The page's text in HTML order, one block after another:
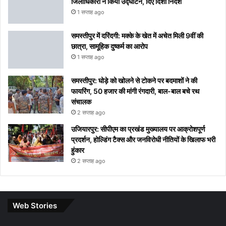
1 सप्ताह ago
समस्तीपुर में दरिंदगी: मक्के के खेत में अचेत मिली 9वीं की
छात्रा, सामूहिक दुष्कर्म का आरोप
1 सप्ताह ago
समस्तीपुर: घोड़े को खोलने से टोकने पर बदमाशों ने की
फायरिंग, 50 हजार की मांगी रंगदारी, बाल-बाल बचे रथ
संचालक
2 सप्ताह ago
उजियारपुर: सीपीएम का प्रखंड मुख्यालय पर आक्रोशपूर्ण
प्रदर्शन, होल्डिंग टैक्स और जनविरोधी नीतियों के खिलाफ भरी
हुंकार
2 सप्ताह ago
Web Stories